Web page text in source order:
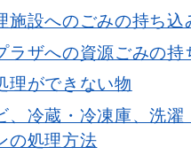
施設へのごみの持ち込
ラザへの資源ごみの持
理ができない物
、冷蔵・冷凍庫、洗
の処理方法